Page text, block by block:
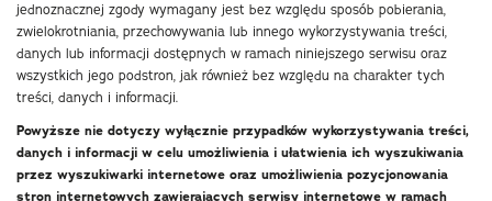
jednoznacznej zgody wymagany jest bez względu sposób pobierania,
zwielokrotniania, przechowywania lub innego wykorzystywania treści,
danych lub informacji dostępnych w ramach niniejszego serwisu oraz
wszystkich jego podstron, jak również bez względu na charakter tych
treści, danych i informacji.
Powyższe nie dotyczy wyłącznie przypadków wykorzystywania treści,
danych i informacji w celu umożliwienia i ułatwienia ich wyszukiwania
przez wyszukiwarki internetowe oraz umożliwienia pozycjonowania
stron internetowych zawierających serwisy internetowe w ramach